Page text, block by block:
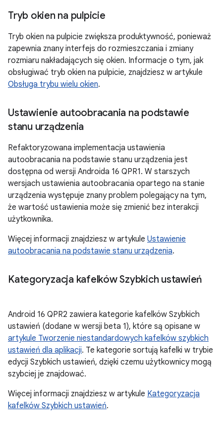
Tryb okien na pulpicie
Tryb okien na pulpicie zwiększa produktywność, ponieważ
zapewnia znany interfejs do rozmieszczania i zmiany
rozmiaru nakładających się okien. Informacje o tym, jak
obsługiwać tryb okien na pulpicie, znajdziesz w artykule
Obsługa trybu wielu okien.
Ustawienie autoobracania na podstawie
stanu urządzenia
Refaktoryzowana implementacja ustawienia
autoobracania na podstawie stanu urządzenia jest
dostępna od wersji Androida 16 QPR1. W starszych
wersjach ustawienia autoobracania opartego na stanie
urządzenia występuje znany problem polegający na tym,
że wartość ustawienia może się zmienić bez interakcji
użytkownika.
Więcej informacji znajdziesz w artykule Ustawienie
autoobracania na podstawie stanu urządzenia.
Kategoryzacja kafelków Szybkich ustawień
Android 16 QPR2 zawiera kategorie kafelków Szybkich
ustawień (dodane w wersji beta 1), które są opisane w
artykule Tworzenie niestandardowych kafelków szybkich
ustawień dla aplikacji. Te kategorie sortują kafelki w trybie
edycji Szybkich ustawień, dzięki czemu użytkownicy mogą
szybciej je znajdować.
Więcej informacji znajdziesz w artykule Kategoryzacja
kafelków Szybkich ustawień.